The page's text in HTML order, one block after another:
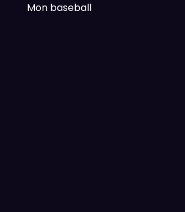
Mon baseball